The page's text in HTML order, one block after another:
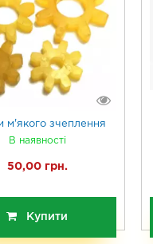
м'якого зчеплення
В наявності
50,00 грн.
Купити